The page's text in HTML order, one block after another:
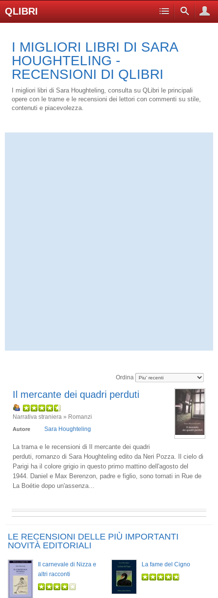
QLIBRI
I MIGLIORI LIBRI DI SARA
HOUGHTELING -
RECENSIONI DI QLIBRI
I migliori libri di Sara Houghteling, consulta su QLibri le principali
opere con le trame e le recensioni dei lettori con commenti su stile,
contenuti e piacevolezza.
Ordina
Il mercante dei quadri perduti
Narrativa straniera » Romanzi
Autore Sara Houghteling
La trama e le recensioni di Il mercante dei quadri
perduti, romanzo di Sara Houghteling edito da Neri Pozza. Il cielo di
Parigi ha il colore grigio in questo primo mattino dell'agosto del
1944. Daniel e Max Berenzon, padre e figlio, sono tornati in Rue de
La Boétie dopo un'assenza...
LE RECENSIONI DELLE PIÙ IMPORTANTI
NOVITÀ EDITORIALI
Il carnevale di Nizza e
altri racconti
La fame del Cigno